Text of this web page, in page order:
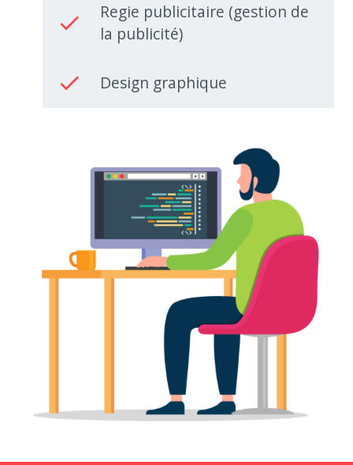
done
Regie publicitaire (gestion de
la publicité)
done Design graphique